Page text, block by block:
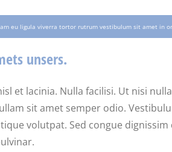
eu ligula viverra tortor rutrum vestibulum sit amet in
unsers.
et lacinia. Nulla facilisi. Ut nisi
sit amet semper odio.
volutpat. Sed congue dignissim